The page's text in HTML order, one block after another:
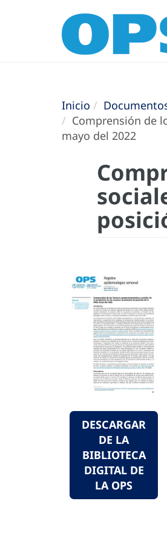
Inicio
Comprensión de
mayo del 2022
DESCARGAR
DE LA
BIBLIOTECA
DIGITAL DE
LA OPS